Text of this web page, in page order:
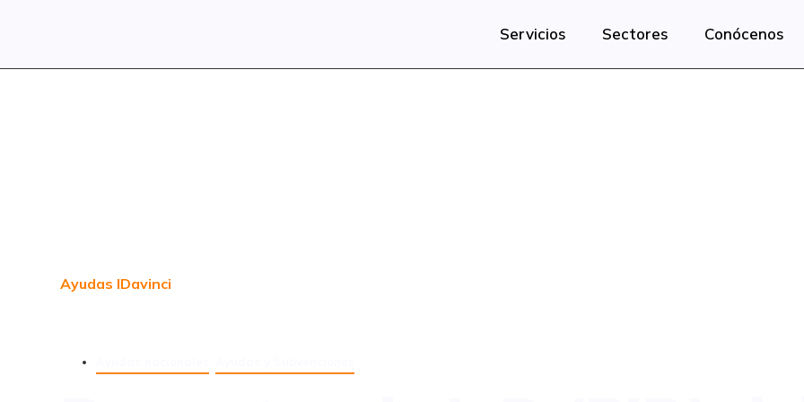
Servicios Sectores Conócenos
Ayudas IDavinci